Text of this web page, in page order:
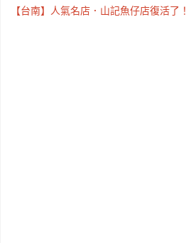
【台南】人氣名店．山記魚仔店復活了！